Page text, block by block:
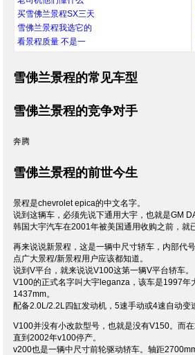
买雪佛兰景程SX三天
雪佛兰景程我选它的
看景程质量 不是一
雪佛兰景程的常见车型
雪佛兰景程的竞争对手
奔腾
雪佛兰景程的前世今生
景程是chevrolet epica的中文名字。
说到这辆车，必须先说下通用大宇，也就是GM
韩国大宇汽车在2001年被美国通用收购之前，就
再来说说新景程，这是一辆中尺寸轿车，内部代
点广大景程/新景程用户应该都知道。
说到V平台，就来说说V100这第一辆V平台轿车。
V100的正式名字叫大宇leganza，该车是1997
1437mm。
配备2.0L/2.2L四缸发动机，5速手动或4速自动变
V100并没有小改款型号，也就是没有V150。而
直到2002年v100停产。
v200也是一辆中尺寸前轮驱动轿车。轴距